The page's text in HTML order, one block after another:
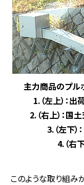
主力商品のプル
1.（左上）：
2.（右上）：
3.（左下
4.（右
このような取り組み